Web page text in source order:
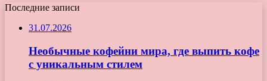
Последние записи
31.07.2026
Необычные кофейни мира, где выпить кофе
с уникальным стилем